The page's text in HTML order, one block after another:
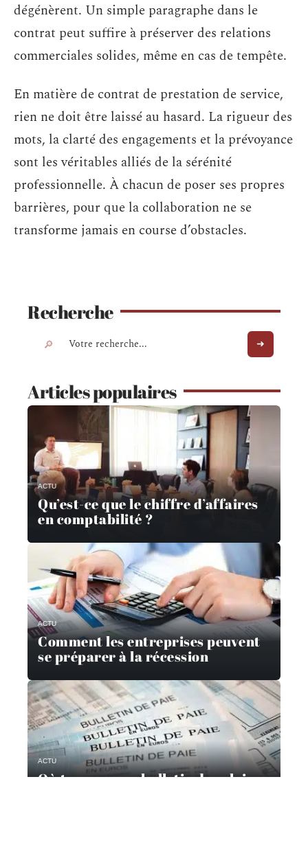
dégénèrent. Un simple paragraphe dans le
contrat peut suffire à préserver des relations
commerciales solides, même en cas de tempête.
En matière de contrat de prestation de service,
rien ne doit être laissé au hasard. La rigueur des
mots, la clarté des engagements et la prévoyance
sont les véritables alliés de la sérénité
professionnelle. À chacun de poser ses propres
barrières, pour que la collaboration ne se
transforme jamais en course d’obstacles.
Recherche
Articles populaires
ACTU
Qu’est-ce que le chiffre d’affaires
en comptabilité ?
ACTU
Comment les entreprises peuvent
se préparer à la récession
ACTU
Où trouver son bulletin de salaire